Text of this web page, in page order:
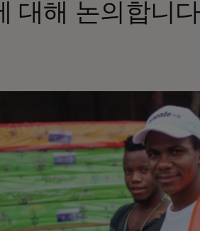
대해 논의합니